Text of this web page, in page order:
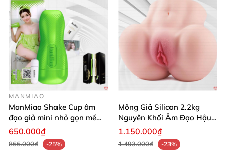
MANMIAO
ManMiao Shake Cup âm
đạo giả mini nhỏ gọn mềm
mịn
650.000₫
866.000₫
-25%
Mông Giả Silicon 2.2kg
Nguyên Khối Âm Đạo Hậu
Môn Siêu Thật
1.150.000₫
1.493.000₫
-23%